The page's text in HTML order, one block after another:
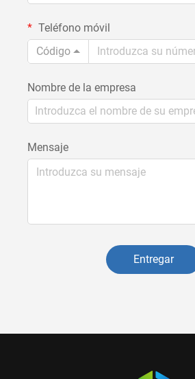
Teléfono móvil
Código
Nombre de la empresa
Mensaje
Entregar